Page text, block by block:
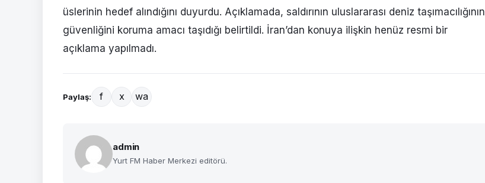
üslerinin hedef alındığını duyurdu. Açıklamada, saldırının uluslararası deniz taşımacılığının
güvenliğini koruma amacı taşıdığı belirtildi. İran’dan konuya ilişkin henüz resmi bir
açıklama yapılmadı.
Paylaş: f x wa
admin
Yurt FM Haber Merkezi editörü.